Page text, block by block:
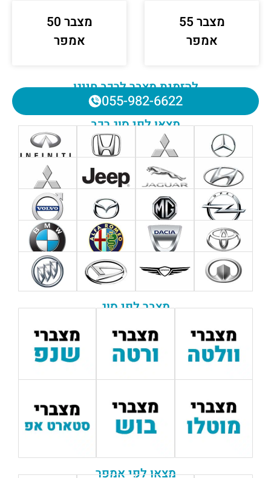
להזמנת מצבר לרכב חייגו
055-982-6622
מצאו לפי סוג רכב
מצבר לפי סוג
מצאו לפי אמפר
מצבר 55
אמפר
מצבר 50
אמפר